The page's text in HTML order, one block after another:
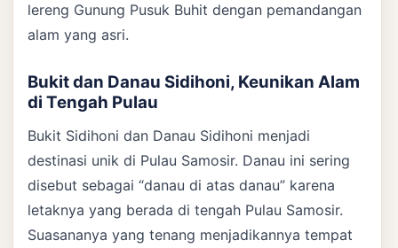
lereng Gunung Pusuk Buhit dengan pemandangan
alam yang asri.
Bukit dan Danau Sidihoni, Keunikan Alam
di Tengah Pulau
Bukit Sidihoni dan Danau Sidihoni menjadi
destinasi unik di Pulau Samosir. Danau ini sering
disebut sebagai “danau di atas danau” karena
letaknya yang berada di tengah Pulau Samosir.
Suasananya yang tenang menjadikannya tempat